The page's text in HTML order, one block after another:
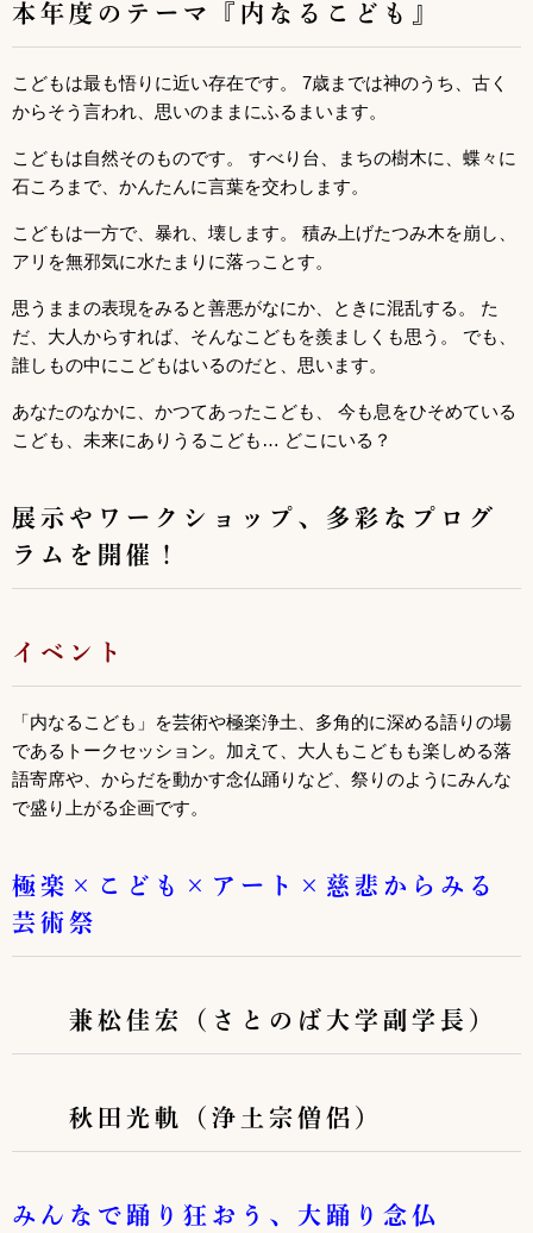
本年度のテーマ『内なるこども』
こどもは最も悟りに近い存在です。 7歳までは神のうち、古く
からそう言われ、思いのままにふるまいます。
こどもは自然そのものです。 すべり台、まちの樹木に、蝶々に
石ころまで、かんたんに言葉を交わします。
こどもは一方で、暴れ、壊します。 積み上げたつみ木を崩し、
アリを無邪気に水たまりに落っことす。
思うままの表現をみると善悪がなにか、ときに混乱する。 た
だ、大人からすれば、そんなこどもを羨ましくも思う。 でも、
誰しもの中にこどもはいるのだと、思います。
あなたのなかに、かつてあったこども、 今も息をひそめている
こども、未来にありうるこども… どこにいる？
展示やワークショップ、多彩なプログ
ラムを開催！
イベント
「内なるこども」を芸術や極楽浄土、多角的に深める語りの場
であるトークセッション。加えて、大人もこどもも楽しめる落
語寄席や、からだを動かす念仏踊りなど、祭りのようにみんな
で盛り上がる企画です。
極楽×こども×アート×慈悲からみる
芸術祭
兼松佳宏（さとのば大学副学長）
秋田光軌（浄土宗僧侶）
みんなで踊り狂おう、大踊り念仏